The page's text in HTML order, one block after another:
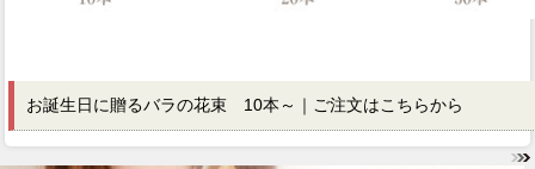
お誕生日に贈るバラの花束 10本～ ｜ ご注文はこちらから